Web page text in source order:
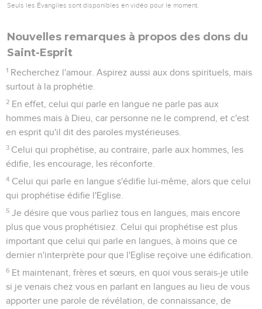
Seuls les Évangiles sont disponibles en vidéo pour le moment.
Nouvelles remarques à propos des dons du
Saint-Esprit
1 Recherchez l'amour. Aspirez aussi aux dons spirituels, mais
surtout à la prophétie.
2 En effet, celui qui parle en langue ne parle pas aux
hommes mais à Dieu, car personne ne le comprend, et c'est
en esprit qu'il dit des paroles mystérieuses.
3 Celui qui prophétise, au contraire, parle aux hommes, les
édifie, les encourage, les réconforte.
4 Celui qui parle en langue s'édifie lui-même, alors que celui
qui prophétise édifie l'Eglise.
5 Je désire que vous parliez tous en langues, mais encore
plus que vous prophétisiez. Celui qui prophétise est plus
important que celui qui parle en langues, à moins que ce
dernier n'interprète pour que l'Eglise reçoive une édification.
6 Et maintenant, frères et sœurs, en quoi vous serais-je utile
si je venais chez vous en parlant en langues au lieu de vous
apporter une parole de révélation, de connaissance, de